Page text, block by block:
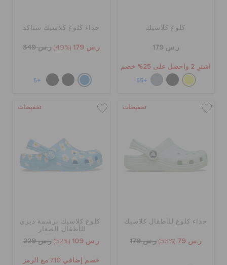
كلوغ كلاسيك
ر.س 179
اشترِ 2 واحصل على 25% خصم
+55
حذاء كلوغ كلاسيك ستاكد
ر.س 179 (49%) ر.س 349
+5
تخفيضات
حذاء كلوغ للأطفال كلاسيك
ر.س 79 (56%) ر.س 179
تخفيضات
كلوغ كلاسيك برسمة ديزي
للأطفال الصغار
ر.س 109 (52%) ر.س 229
خصم إضافي 10٪ مع الرمز